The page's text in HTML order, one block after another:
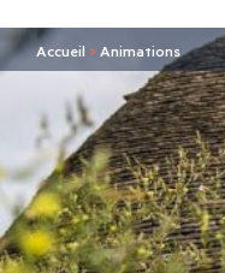
Accueil > Animations